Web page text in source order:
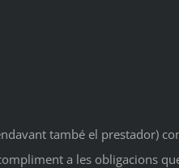
també el prestador)
a les obligacions